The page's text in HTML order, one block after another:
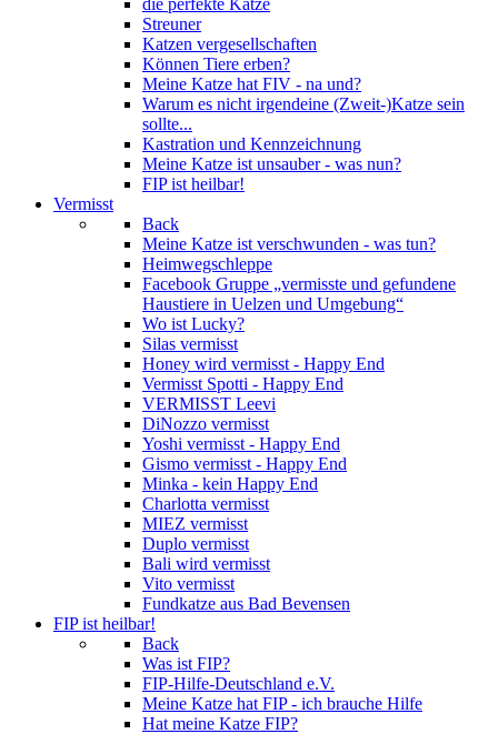
die perfekte Katze
Streuner
Katzen vergesellschaften
Können Tiere erben?
Meine Katze hat FIV - na und?
Warum es nicht irgendeine (Zweit-)Katze sein
sollte...
Kastration und Kennzeichnung
Meine Katze ist unsauber - was nun?
FIP ist heilbar!
Vermisst
Back
Meine Katze ist verschwunden - was tun?
Heimwegschleppe
Facebook Gruppe „vermisste und gefundene
Haustiere in Uelzen und Umgebung“
Wo ist Lucky?
Silas vermisst
Honey wird vermisst - Happy End
Vermisst Spotti - Happy End
VERMISST Leevi
DiNozzo vermisst
Yoshi vermisst - Happy End
Gismo vermisst - Happy End
Minka - kein Happy End
Charlotta vermisst
MIEZ vermisst
Duplo vermisst
Bali wird vermisst
Vito vermisst
Fundkatze aus Bad Bevensen
FIP ist heilbar!
Back
Was ist FIP?
FIP-Hilfe-Deutschland e.V.
Meine Katze hat FIP - ich brauche Hilfe
Hat meine Katze FIP?